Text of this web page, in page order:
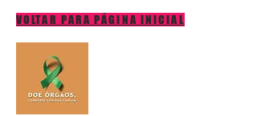
VOLTAR PARA PÁGINA INICIAL